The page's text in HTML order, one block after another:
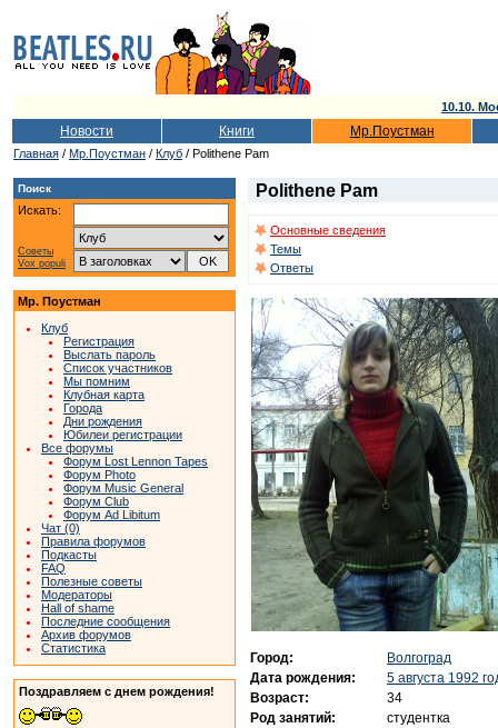
10.10.
Новости Книги Мр.Поустман
Главная / Мр.Поустман / Клуб / Polithene Pam
Поиск
Искать:
Советы
Vox populi
Мр. Поустман
Клуб
Регистрация
Выслать пароль
Список участников
Мы помним
Клубная карта
Города
Дни рождения
Юбилеи регистрации
Все форумы
Форум Lost Lennon Tapes
Форум Photo
Форум Music General
Форум Club
Форум Ad Libitum
Чат (0)
Правила форумов
Подкасты
FAQ
Полезные советы
Модераторы
Hall of shame
Последние сообщения
Архив форумов
Статистика
Поздравляем с днем рождения!
Polithene Pam
Основные сведения
Темы
Ответы
Город:
Волгоград
Дата рождения:
5 августа 1992
Возраст:
34
Род занятий:
студентка